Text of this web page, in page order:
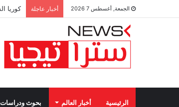
الجمعة, أغسطس 7 2026 أخبار عاجلة كوريا
الرئيسية أخبار العالم بحوث ودراسات